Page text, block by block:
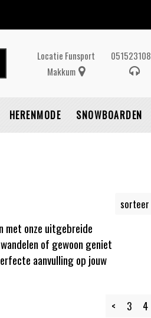
Locatie Funsport
Makkum
Vul hem met
HERENMODE SNOWBOARDEN
met onze uitgebreide
of gewoon geniet
aanvulling op jouw
sorteer
< 3 4